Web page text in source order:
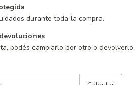
durante toda la compra.
podés cambiarlo por otro o devolverlo.